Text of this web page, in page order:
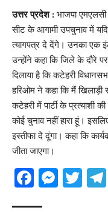
उत्तर प्रदेश : भाजपा
सीट के आगामी उपचुनाव में यदि
त्यागपत्र दे देंगे। उनका एक
उन्होंने कहा कि जिले के दौरे
दिलाया है कि कटेहरी
हरिओम ने कहा कि मैं खिलाड़ी
कटेहरी में पार्टी के प्रत्याशी
कोई चुनाव नहीं हारा हूं।
इस्तीफा दे दूंगा। कहा कि
जीता जाएगा।